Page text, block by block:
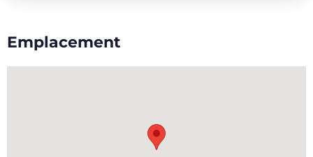
Emplacement